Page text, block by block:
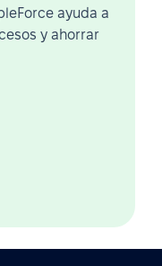
ayuda a
y ahorrar